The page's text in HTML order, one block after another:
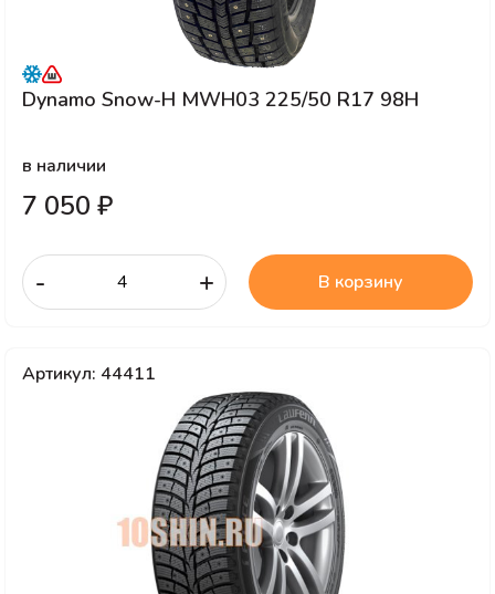
Dynamo Snow-H MWH03 225/50 R17 98H
в наличии
7 050 ₽
- + В корзину
Артикул: 44411